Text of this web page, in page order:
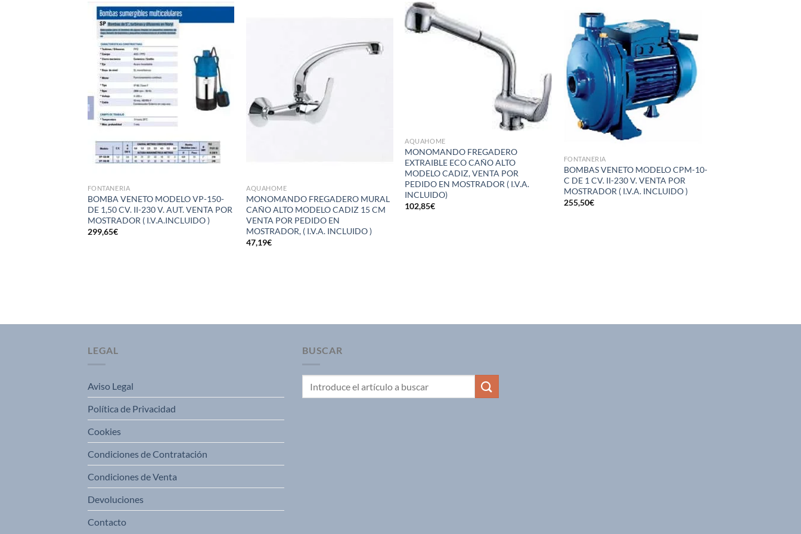
lista de
deseos
FONTANERIA
BOMBA VENETO MODELO VP-150-
DE 1,50 CV. II-230 V. AUT. VENTA POR
MOSTRADOR ( I.V.A.INCLUIDO )
299,65€
a la
lista de
AQUAHOME
MONOMANDO FREGADERO MURAL
CAÑO ALTO MODELO CADIZ 15 CM
VENTA POR PEDIDO EN
MOSTRADOR, ( I.V.A. INCLUIDO )
47,19€
AQUAHOME
MONOMANDO FREGADERO
EXTRAIBLE ECO CAÑO ALTO
MODELO CADIZ, VENTA POR
PEDIDO EN MOSTRADOR ( I.V.A.
INCLUIDO)
102,85€
Añadir
a la
lista de
deseos
FONTANERIA
BOMBAS VENETO MODELO CPM-10-
C DE 1 CV. II-230 V. VENTA POR
MOSTRADOR ( I.V.A. INCLUIDO )
255,50€
LEGAL
Aviso Legal
Política de Privacidad
Cookies
Condiciones de Contratación
Condiciones de Venta
Devoluciones
Contacto
BUSCAR